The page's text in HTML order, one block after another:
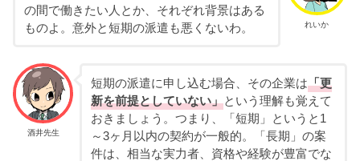
れいか
の間で働きたい人とか、それぞれ背景はある
ものよ。意外と短期の派遣も悪くないわ。
酒井先生
短期の派遣に申し込む場合、その企業は「更
新を前提としていない」という理解も覚えて
おきましょう。つまり、「短期」というと1
～3ヶ月以内の契約が一般的。「長期」の案
件は、相当な実力者、資格や経験が豊富でな